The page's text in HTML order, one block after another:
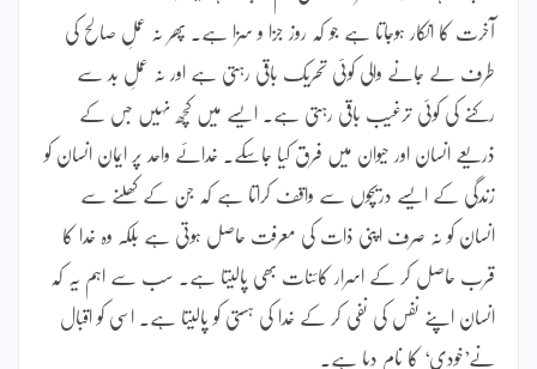
آخرت کا انکار ہوجاتا ہے جو کہ روز جزا و سزا ہے۔ پھر نہ عملِ صالح کی
طرف لے جانے والی کوئی تحریک باقی رہتی ہے اور نہ عملِ بد سے
رکنے کی کوئی ترغیب باقی رہتی ہے۔ ایسے میں کچھ نہیں جس کے
ذریعے انسان اور حیوان میں فرق کیا جاسکے۔ خدائے واحد پر ایمان انسان کو
زندگی کے ایسے دریچوں سے واقف کراتا ہے کہ جن کے کھلنے سے
انسان کو نہ صرف اپنی ذات کی معرفت حاصل ہوتی ہے بلکہ وہ خدا کا
قرب حاصل کر کے اسرار کائنات بھی پالیتا ہے۔ سب سے اہم یہ کہ
انسان اپنے نفس کی نفی کر کے خدا کی ہستی کو پالیتا ہے۔ اسی کو اقبال
نے’خودی‘ کا نام دیا ہے۔